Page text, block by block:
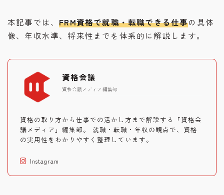
本記事では、FRM資格で就職・転職できる仕事の具体
像、年収水準、将来性までを体系的に解説します。
資格会議
資格会議メディア編集部
資格の取り方から仕事での活かし方まで解説する「資格会
議メディア」編集部。 就職・転職・年収の観点で、資格
の実用性をわかりやすく整理しています。
Instagram